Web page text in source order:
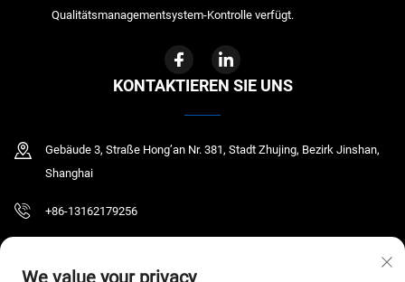
Qualitätsmanagementsystem-Kontrolle verfügt.
KONTAKTIEREN SIE UNS
Gebäude 3, Straße Hong’an Nr. 381, Stadt Zhujing, Bezirk Jinshan,
Shanghai
+86-13162179256
We value your privacy